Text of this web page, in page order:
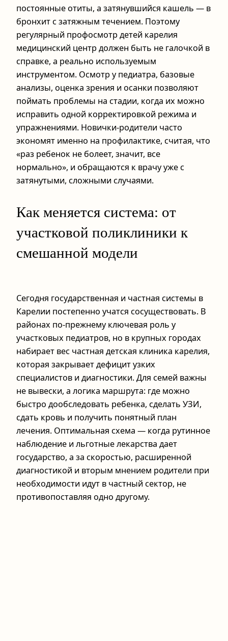
постоянные отиты, а затянувшийся кашель — в
бронхит с затяжным течением. Поэтому
регулярный профосмотр детей карелия
медицинский центр должен быть не галочкой в
справке, а реально используемым
инструментом. Осмотр у педиатра, базовые
анализы, оценка зрения и осанки позволяют
поймать проблемы на стадии, когда их можно
исправить одной корректировкой режима и
упражнениями. Новички-родители часто
экономят именно на профилактике, считая, что
«раз ребенок не болеет, значит, все
нормально», и обращаются к врачу уже с
затянутыми, сложными случаями.
Как меняется система: от
участковой поликлиники к
смешанной модели
Сегодня государственная и частная системы в
Карелии постепенно учатся сосуществовать. В
районах по‑прежнему ключевая роль у
участковых педиатров, но в крупных городах
набирает вес частная детская клиника карелия,
которая закрывает дефицит узких
специалистов и диагностики. Для семей важны
не вывески, а логика маршрута: где можно
быстро дообследовать ребенка, сделать УЗИ,
сдать кровь и получить понятный план
лечения. Оптимальная схема — когда рутинное
наблюдение и льготные лекарства дает
государство, а за скоростью, расширенной
диагностикой и вторым мнением родители при
необходимости идут в частный сектор, не
противопоставляя одно другому.